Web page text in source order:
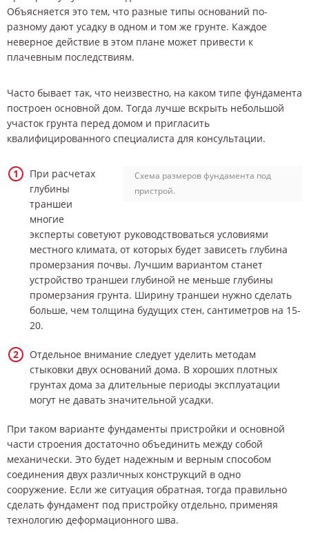
Объясняется это тем, что разные типы оснований по-
разному дают усадку в одном и том же грунте. Каждое
неверное действие в этом плане может привести к
плачевным последствиям.
Часто бывает так, что неизвестно, на каком типе фундамента
построен основной дом. Тогда лучше вскрыть небольшой
участок грунта перед домом и пригласить
квалифицированного специалиста для консультации.
Схема размеров фундамента под
пристрой.
При расчетах
глубины
траншеи
многие
эксперты советуют руководствоваться условиями
местного климата, от которых будет зависеть глубина
промерзания почвы. Лучшим вариантом станет
устройство траншеи глубиной не меньше глубины
промерзания грунта. Ширину траншеи нужно сделать
больше, чем толщина будущих стен, сантиметров на 15-
20.
Отдельное внимание следует уделить методам
стыковки двух оснований дома. В хороших плотных
грунтах дома за длительные периоды эксплуатации
могут не давать значительной усадки.
При таком варианте фундаменты пристройки и основной
части строения достаточно объединить между собой
механически. Это будет надежным и верным способом
соединения двух различных конструкций в одно
сооружение. Если же ситуация обратная, тогда правильно
сделать фундамент под пристройку отдельно, применяя
технологию деформационного шва.